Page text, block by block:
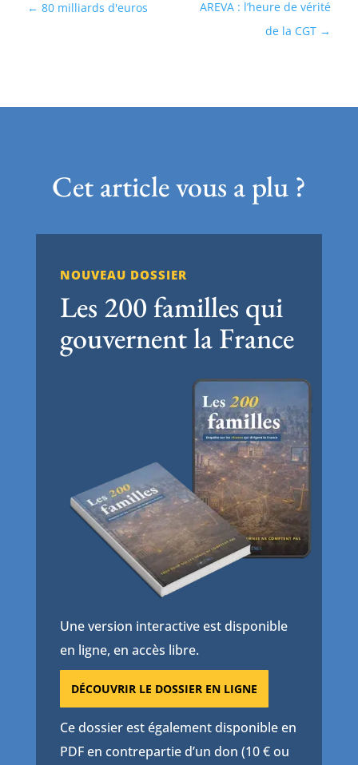
AREVA : l’heure de vérité
de la CGT
80 milliards d'euros
Cet article vous a plu ?
NOUVEAU DOSSIER
Les 200 familles qui
gouvernent la France
Une version interactive est disponible
en ligne, en accès libre.
DÉCOUVRIR LE DOSSIER EN LIGNE
Ce dossier est également disponible en
PDF en contrepartie d’un don (10 € ou